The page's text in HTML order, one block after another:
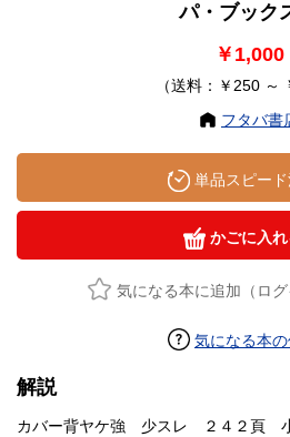
パ・ブック
￥1,000
（送料：￥250 ～
フタバ書
単品スピー
かごに入れ
気になる本に追加（ログ
気になる本
解説
カバー背ヤケ強 少スレ ２４２頁